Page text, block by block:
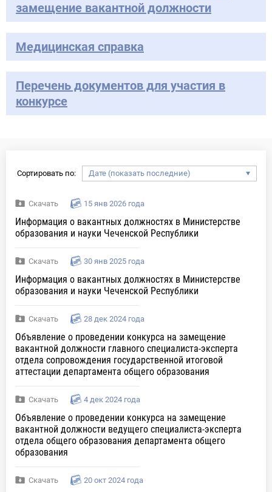
замещение вакантной должности
Медицинская справка
Перечень документов для участия в
конкурсе
Сортировать по:
Скачать 15 янв 2026 года
Информация о вакантных должностях в Министерстве
образования и науки Чеченской Республики
Скачать 30 янв 2025 года
Информация о вакантных должностях в Министерстве
образования и науки Чеченской Республики
Скачать 28 дек 2024 года
Объявление о проведении конкурса на замещение
вакантной должности главного специалиста-эксперта
отдела сопровождения государственной итоговой
аттестации департамента общего образования
Скачать 4 дек 2024 года
Объявление о проведении конкурса на замещение
вакантной должности ведущего специалиста-эксперта
отдела общего образования департамента общего
образования
Скачать 20 окт 2024 года